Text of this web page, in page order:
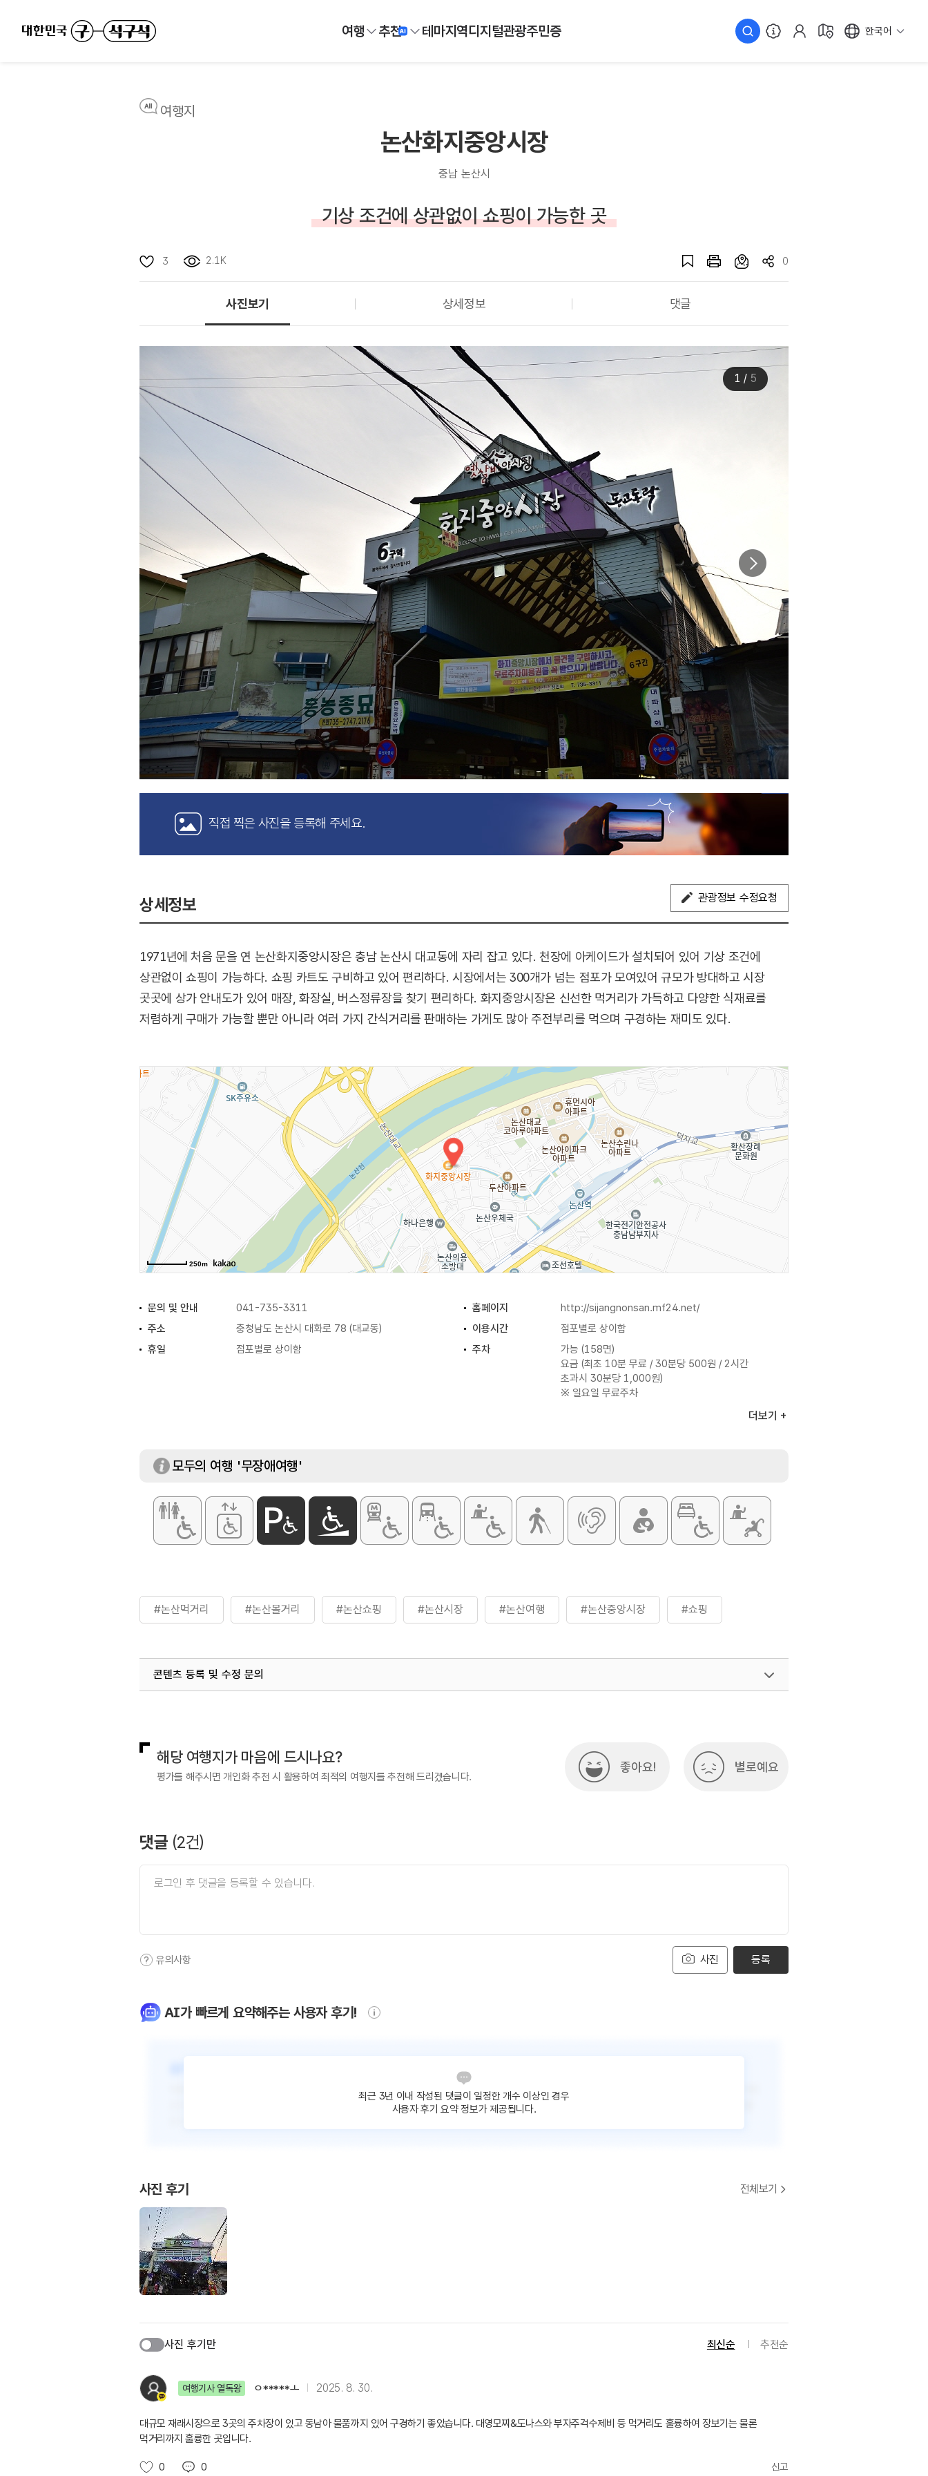
여행 추천 테마지역디지털관광주민증 한국어
여행지
논산화지중앙시장
충남 논산시
기상 조건에 상관없이 쇼핑이 가능한 곳
3 2.1K 0
사진보기 상세정보 댓글
1 / 5
직접 찍은 사진을 등록해 주세요.
상세정보 관광정보 수정요청
1971년에 처음 문을 연 논산화지중앙시장은 충남 논산시 대교동에 자리 잡고 있다. 천장에 아케이드가 설치되어 있어 기상 조건에
상관없이 쇼핑이 가능하다. 쇼핑 카트도 구비하고 있어 편리하다. 시장에서는 300개가 넘는 점포가 모여있어 규모가 방대하고 시장
곳곳에 상가 안내도가 있어 매장, 화장실, 버스정류장을 찾기 편리하다. 화지중앙시장은 신선한 먹거리가 가득하고 다양한 식재료를
저렴하게 구매가 가능할 뿐만 아니라 여러 가지 간식거리를 판매하는 가게도 많아 주전부리를 먹으며 구경하는 재미도 있다.
250m
문의 및 안내 041-735-3311 홈페이지
http://sijangnonsan.mf24.net/
주소
충청남도 논산시 대화로 78 (대교동) 이용시간
점포별로 상이함
휴일
점포별로 상이함 주차
가능 (158면)
요금 (최초 10분 무료 / 30분당 500원 / 2시간
초과시 30분당 1,000원)
※ 일요일 무료주차
더보기
모두의 여행 '무장애여행'
#논산먹거리 #논산볼거리 #논산쇼핑 #논산시장 #논산여행 #논산중앙시장 #쇼핑
콘텐츠 등록 및 수정 문의
해당 여행지가 마음에 드시나요?
평가를 해주시면 개인화 추천 시 활용하여 최적의 여행지를 추천해 드리겠습니다.
좋아요! 별로예요
댓글 (2건)
사진
유의사항 등록
AI가 빠르게 요약해주는 사용자 후기!
최근 3년 이내 작성된 댓글이 일정한 개수 이상인 경우
사용자 후기 요약 정보가 제공됩니다.
사진 후기 전체보기
사진 후기만 최신순 추천순
여행기사 열독왕 ㅇ*****ㅗ 2025. 8. 30.
대규모 재래시장으로 3곳의 주차장이 있고 동남아 물품까지 있어 구경하기 좋았습니다. 대영모찌&도나스와 부자주걱수제비 등 먹거리도 훌륭하여 장보기는 물론
먹거리까지 훌륭한 곳입니다.
0 0 신고